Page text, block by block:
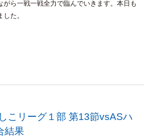
がら一戦一戦全力で臨んでいきます。本日も
た。
こリーグ１部 第13節vsASハ
結果